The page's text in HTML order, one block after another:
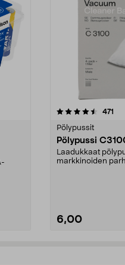
471
Pölypussit
Pölypussi
Laadukkaat
markkinoiden
6,00